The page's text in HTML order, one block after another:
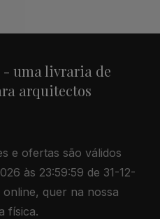
uma livraria de
arquitectos
e ofertas são válidos
às 23:59:59 de 31-12-
quer na nossa
física.